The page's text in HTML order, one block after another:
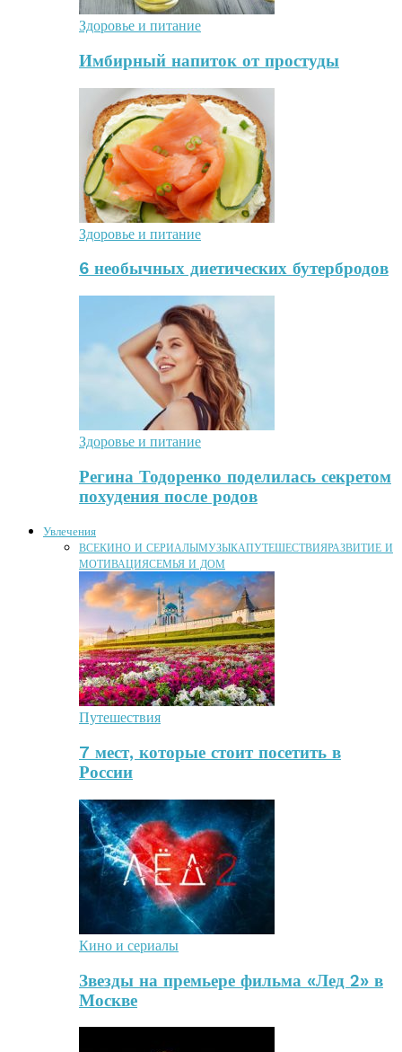
Здоровье и питание
Имбирный напиток от простуды
Здоровье и питание
6 необычных диетических бутербродов
Здоровье и питание
Регина Тодоренко поделилась секретом
похудения после родов
Увлечения
ВСЕКИНО И СЕРИАЛЫМУЗЫКАПУТЕШЕСТВИЯРАЗВИТИЕ И
МОТИВАЦИЯСЕМЬЯ И ДОМ
Путешествия
7 мест, которые стоит посетить в
России
Кино и сериалы
Звезды на премьере фильма «Лед 2» в
Москве